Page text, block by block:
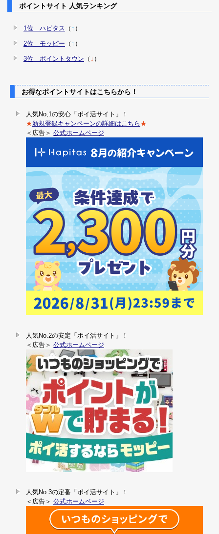
ポイントサイト 人気ランキング
1位 ハピタス （ ↑ ）
2位 モッピー （ ↑ ）
3位 ポイントタウン （ ↓ ）
お得なポイントサイトはこちらから！
人気No,1の安心「ポイ活サイト」！
★新規登録キャンペーンの詳細はこちら ★
＜広告＞ 公式ホームページ
人気No.2の安定「ポイ活サイト」！
＜広告＞ 公式ホームページ
人気No.3の定番「ポイ活サイト」！
＜広告＞ 公式ホームページ